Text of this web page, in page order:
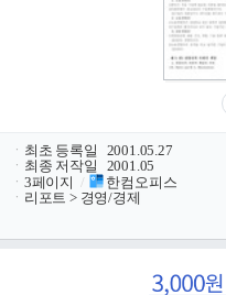
ㆍ 최초 등록일
2001.05.27
ㆍ 최종 저작일
2001.05
ㆍ 3페이지 /
한컴오피스
ㆍ 리포트 > 경영/경제